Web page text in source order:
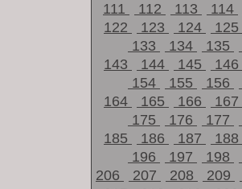
111
112 113 114
122
123 124 125
133
134 135
143
144 145 146
154
155 156
164
165 166 167
175
176 177
185
186 187 188
196
197 198
206
207 208 209